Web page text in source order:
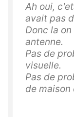
Ah oui,
avait pas
Donc la
antenne.
Pas de
visuelle.
Pas de
de maison